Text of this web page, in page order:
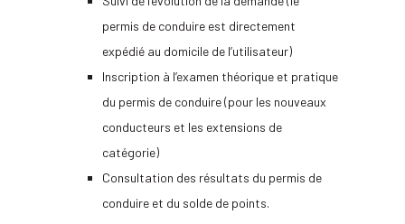
permis de conduire est directement
expédié au domicile de l’utilisateur)
Inscription à l’examen théorique et pratique
du permis de conduire (pour les nouveaux
conducteurs et les extensions de
catégorie)
Consultation des résultats du permis de
conduire et du solde de points.